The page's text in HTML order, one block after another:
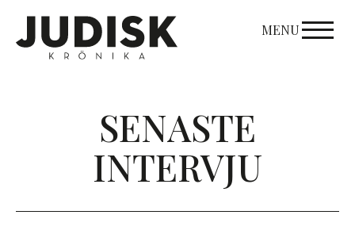
content
MENU
SENASTE
INTERVJU